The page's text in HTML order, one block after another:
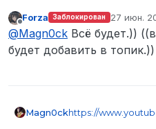
жду развитие
персонажа как
Не в сети
Forza Заблокирован 27 июн.
@Magn0ck Всё будет.))
будет добавить в топик.))
Magn0ckhttps://